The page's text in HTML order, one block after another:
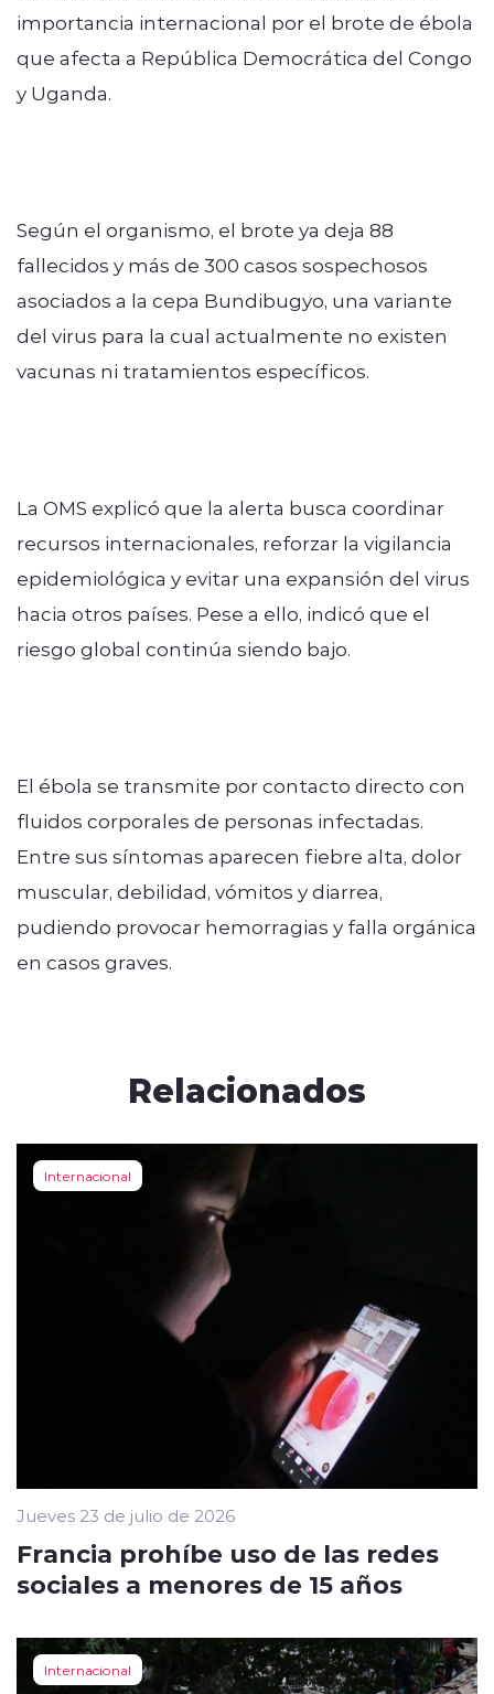
importancia internacional por el brote de ébola
que afecta a República Democrática del Congo
y Uganda.
Según el organismo, el brote ya deja 88
fallecidos y más de 300 casos sospechosos
asociados a la cepa Bundibugyo, una variante
del virus para la cual actualmente no existen
vacunas ni tratamientos específicos.
La OMS explicó que la alerta busca coordinar
recursos internacionales, reforzar la vigilancia
epidemiológica y evitar una expansión del virus
hacia otros países. Pese a ello, indicó que el
riesgo global continúa siendo bajo.
El ébola se transmite por contacto directo con
fluidos corporales de personas infectadas.
Entre sus síntomas aparecen fiebre alta, dolor
muscular, debilidad, vómitos y diarrea,
pudiendo provocar hemorragias y falla orgánica
en casos graves.
Relacionados
Internacional
Jueves 23 de julio de 2026
Francia prohíbe uso de las redes
sociales a menores de 15 años
Internacional